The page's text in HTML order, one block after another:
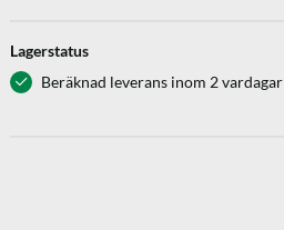
Lagerstatus
Beräknad leverans inom 2 vardagar